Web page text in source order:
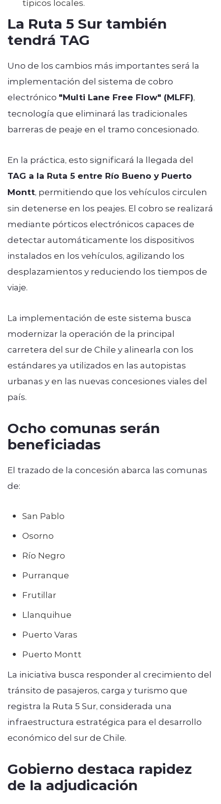
típicos locales.
La Ruta 5 Sur también
tendrá TAG
Uno de los cambios más importantes será la
implementación del sistema de cobro
electrónico "Multi Lane Free Flow" (MLFF),
tecnología que eliminará las tradicionales
barreras de peaje en el tramo concesionado.
En la práctica, esto significará la llegada del
TAG a la Ruta 5 entre Río Bueno y Puerto
Montt, permitiendo que los vehículos circulen
sin detenerse en los peajes. El cobro se realizará
mediante pórticos electrónicos capaces de
detectar automáticamente los dispositivos
instalados en los vehículos, agilizando los
desplazamientos y reduciendo los tiempos de
viaje.
La implementación de este sistema busca
modernizar la operación de la principal
carretera del sur de Chile y alinearla con los
estándares ya utilizados en las autopistas
urbanas y en las nuevas concesiones viales del
país.
Ocho comunas serán
beneficiadas
El trazado de la concesión abarca las comunas
de:
San Pablo
Osorno
Río Negro
Purranque
Frutillar
Llanquihue
Puerto Varas
Puerto Montt
La iniciativa busca responder al crecimiento del
tránsito de pasajeros, carga y turismo que
registra la Ruta 5 Sur, considerada una
infraestructura estratégica para el desarrollo
económico del sur de Chile.
Gobierno destaca rapidez
de la adjudicación